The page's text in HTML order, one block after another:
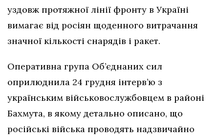
уздовж протяжної лінії фронту в Україні
вимагає від росіян щоденного витрачання
значної кількості снарядів і ракет.
Оперативна група Об’єднаних сил
оприлюднила 24 грудня інтерв’ю з
українським військовослужбовцем в районі
Бахмута, в якому детально описано, що
російські війська проводять надзвичайно